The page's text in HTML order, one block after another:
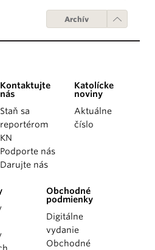
Archív
Kontaktujte
nás
Staň sa
reportérom
KN
Podporte nás
Darujte nás
Katolícke
noviny
Aktuálne
číslo
Obchodné
podmienky
Digitálne
vydanie
Obchodné